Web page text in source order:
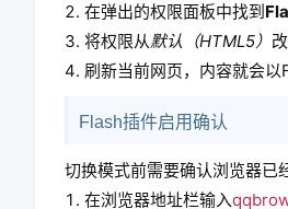
在弹出的权限面板中找到
将权限从默认（HTML5）
刷新当前网页，内容就会
Flash插件启用确认
切换模式前需要确认浏览器已
在浏览器地址栏输入